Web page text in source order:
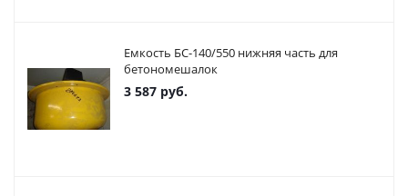
Емкость БС-140/550 нижняя часть для
бетономешалок
3 587 руб.